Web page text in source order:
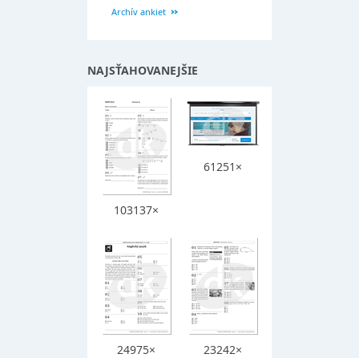
Archív ankiet
NAJSŤAHOVANEJŠIE
103137×
61251×
24975× 23242×